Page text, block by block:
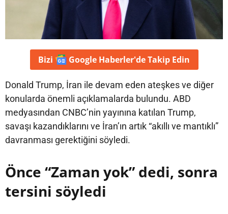
Bizi Google Haberler'deTakip Edin
Donald Trump, İran ile devam eden ateşkes ve diğer
konularda önemli açıklamalarda bulundu. ABD
medyasından CNBC’nin yayınına katılan Trump,
savaşı kazandıklarını ve İran’ın artık “akıllı ve mantıklı”
davranması gerektiğini söyledi.
Önce “Zaman yok” dedi, sonra
tersini söyledi